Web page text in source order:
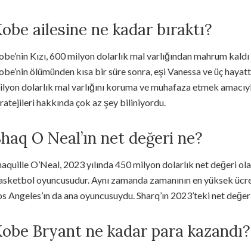
ailesine ne kadar bıraktı?
Kızı, 600 milyon dolarlık mal varlığından mahrum kaldı
ölümünden kısa bir süre sonra, eşi Vanessa ve üç
dolarlık mal varlığını koruma ve muhafaza etmek
hakkında çok az şey biliniyordu.
O Neal’ın net değeri ne?
O’Neal, 2023 yılında 450 milyon dolarlık net değeri
oyuncusudur. Aynı zamanda zamanının en yüksek
Angeles’ın da ana oyuncusuydu. Sharq’ın 2023’teki net
Bryant ne kadar para kazandı?